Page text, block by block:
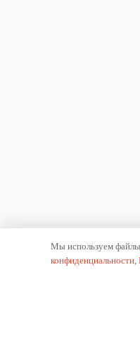
Мы используем файлы
конфиденциальности,